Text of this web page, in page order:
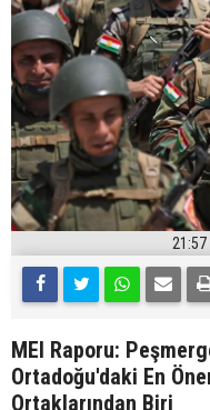
21:57
MEI Raporu:
Ortadoğu'daki En
Ortaklarından Biri